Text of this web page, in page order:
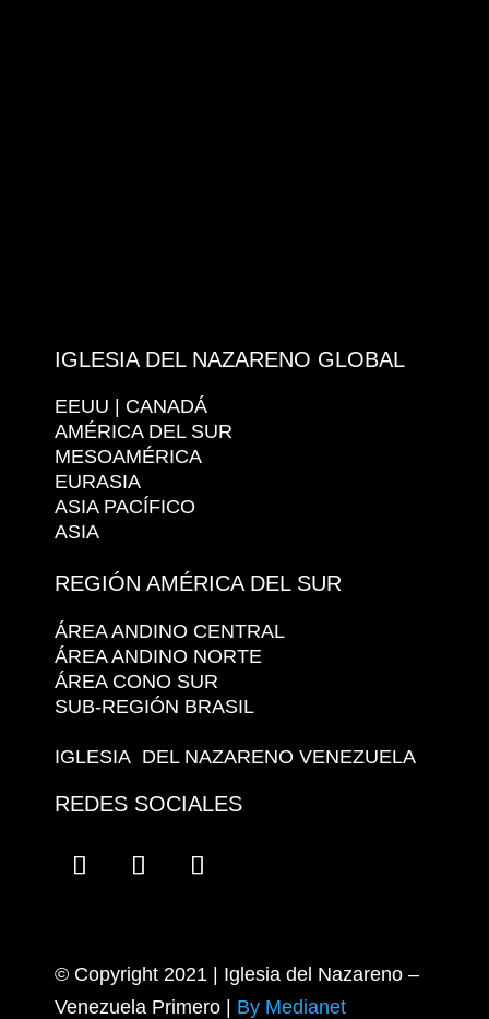
IGLESIA DEL NAZARENO GLOBAL
EEUU | CANADÁ
AMÉRICA DEL SUR
MESOAMÉRICA
EURASIA
ASIA PACÍFICO
ASIA
REGIÓN AMÉRICA DEL SUR
ÁREA ANDINO CENTRAL
ÁREA ANDINO NORTE
ÁREA CONO SUR
SUB-REGIÓN BRASIL
IGLESIA DEL NAZARENO VENEZUELA
REDES SOCIALES
© Copyright 2021 | Iglesia del Nazareno –
Venezuela Primero | By Medianet